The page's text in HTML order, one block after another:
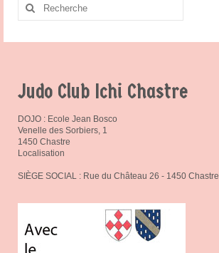
Rechercher
Judo Club Ichi Chastre
DOJO : Ecole Jean Bosco
Venelle des Sorbiers, 1
1450 Chastre
Localisation
SIÈGE SOCIAL : Rue du Château 26 - 1450 Chastre